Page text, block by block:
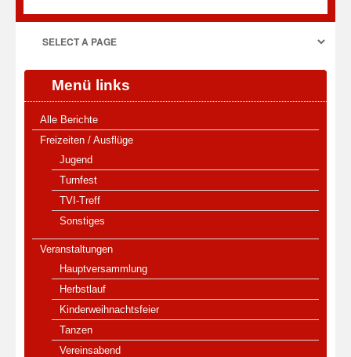
Menü links
Alle Berichte
Freizeiten / Ausflüge
Jugend
Turnfest
TVI-Treff
Sonstiges
Veranstaltungen
Hauptversammlung
Herbstlauf
Kinderweihnachtsfeier
Tanzen
Vereinsabend